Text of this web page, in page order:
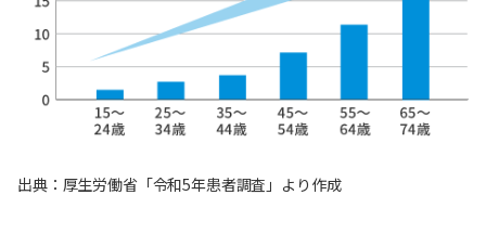
出典：厚生労働省「令和5年患者調査」より作成